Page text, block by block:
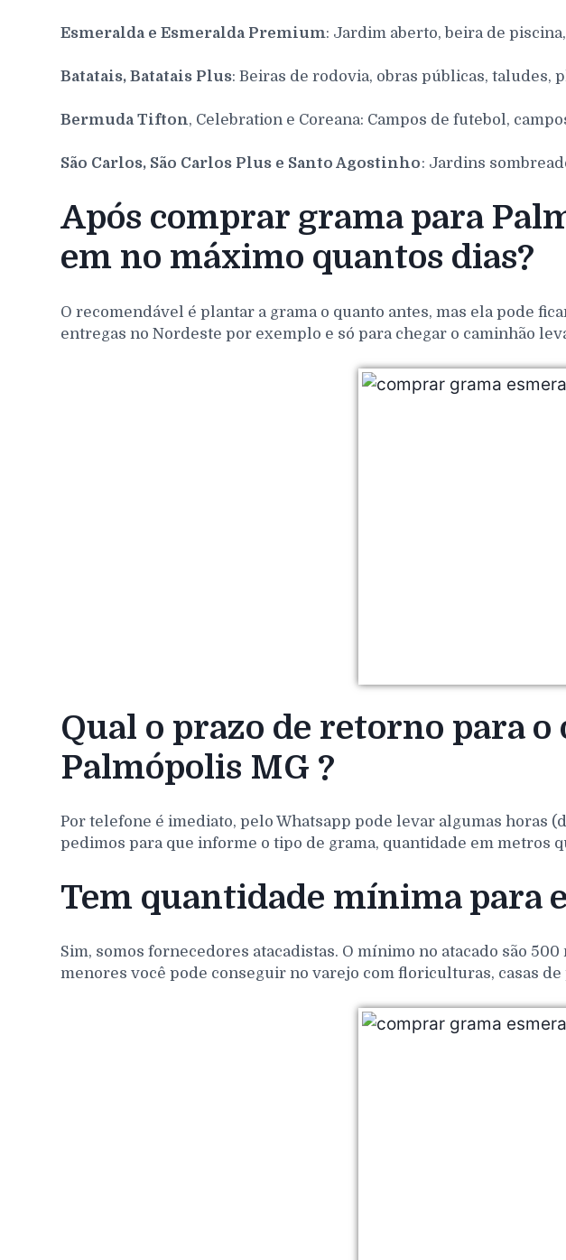
Esmeralda e Esmeralda Premium: Jardim aberto, beira de
Batatais, Batatais Plus: Beiras de rodovia, obras públicas, taludes,
Bermuda Tifton, Celebration e Coreana: Campos de futebol,
São Carlos, São Carlos Plus e Santo Agostinho: Jardins
Após comprar grama para
em no máximo quantos dias?
O recomendável é plantar a grama o quanto antes, mas ela pode
entregas no Nordeste por exemplo e só para chegar o caminhão
Qual o prazo de retorno para
Palmópolis MG ?
Por telefone é imediato, pelo Whatsapp pode levar algumas horas
pedimos para que informe o tipo de grama, quantidade em metros
Tem quantidade mínima para
Sim, somos fornecedores atacadistas. O mínimo no atacado são
menores você pode conseguir no varejo com floriculturas, casas de